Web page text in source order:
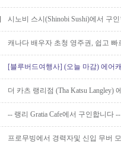
시노비 스시(Shinobi Sushi)에서 구
캐나다 배우자 초청 영주권, 쉽고 빠
[블루버드여행사] (오늘 마감) 에어
더 카츠 랭리점 (Tha Katsu Langley)
-- 랭리 Gratia Cafe에서 구인합니다 --
프로무빙에서 경력자및 신입 무버